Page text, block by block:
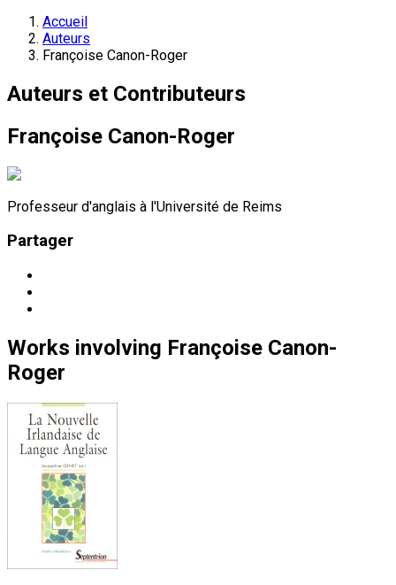
Accueil
Auteurs
Françoise Canon-Roger
Auteurs et Contributeurs
Françoise Canon-Roger
Professeur d'anglais à l'Université de Reims
Partager
Works involving Françoise Canon-
Roger